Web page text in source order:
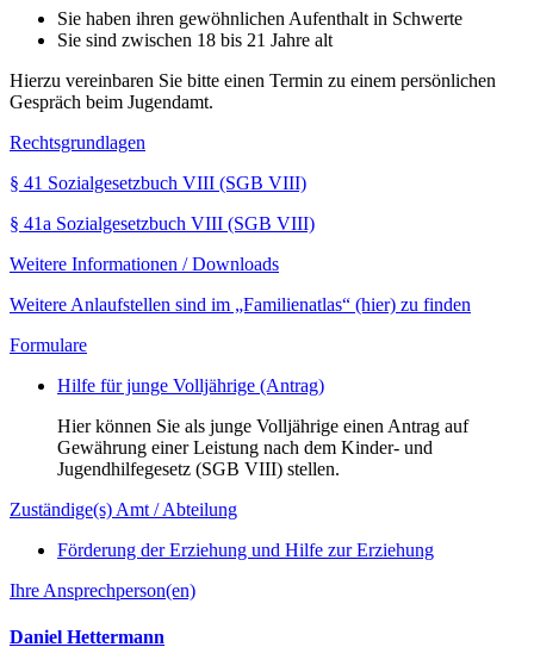
Sie haben ihren gewöhnlichen Aufenthalt in Schwerte
Sie sind zwischen 18 bis 21 Jahre alt
Hierzu vereinbaren Sie bitte einen Termin zu einem persönlichen
Gespräch beim Jugendamt.
Rechtsgrundlagen
§ 41 Sozialgesetzbuch VIII (SGB VIII)
§ 41a Sozialgesetzbuch VIII (SGB VIII)
Weitere Informationen / Downloads
Weitere Anlaufstellen sind im „Familienatlas“ (hier) zu finden
Formulare
Hilfe für junge Volljährige (Antrag)
Hier können Sie als junge Volljährige einen Antrag auf
Gewährung einer Leistung nach dem Kinder- und
Jugendhilfegesetz (SGB VIII) stellen.
Zuständige(s) Amt / Abteilung
Förderung der Erziehung und Hilfe zur Erziehung
Ihre Ansprechperson(en)
Daniel Hettermann